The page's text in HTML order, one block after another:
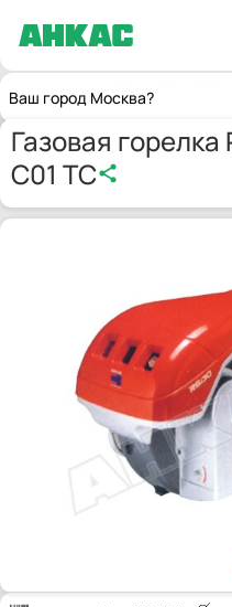
Ваш город Москва?
Главнаяотопления
Газовая горелка
C01 TC